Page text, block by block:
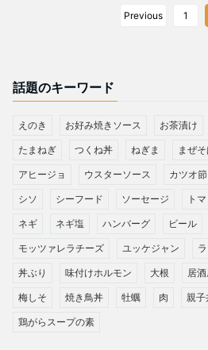
Previous 1
話題のキーワード
えのき お好み焼きソース お茶漬け
たまねぎ つくね丼 ねぎま まぜ
アヒージョ ウスターソース カツオ節
シソ シーフード ソーセージ ト
ネギ ネギ塩 ハンバーグ ビール
モッツァレラチーズ ユッケジャン
丼ぶり 味付けホルモン 大根 居酒
梅しそ 焼き鳥丼 牡蠣 肉 親子
鶏がらスープの素